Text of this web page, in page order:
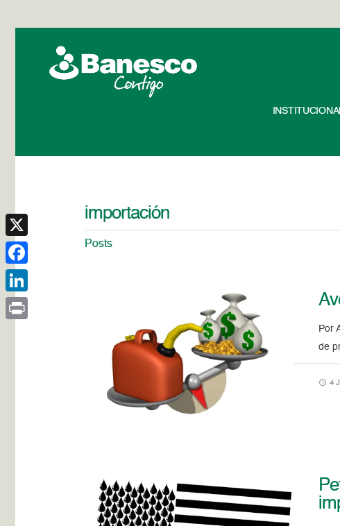
importación
Posts
Por
de
4
X
Facebook
LinkedIn